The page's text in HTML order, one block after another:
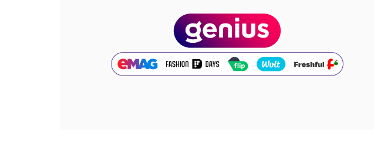
Latime lentila: 51 mm
Marime punte nazala: 20 mm